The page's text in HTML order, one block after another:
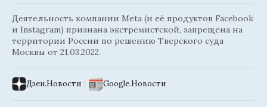
Деятельность компании Meta (и её продуктов Facebook
и Instagram) признана экстремистской, запрещена на
территории России по решению Тверского суда
Москвы от 21.03.2022.
Дзен.Новости | Google.Новости